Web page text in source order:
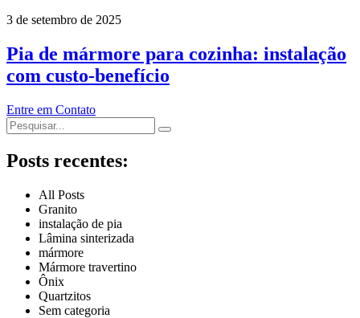
3 de setembro de 2025
Pia de mármore para cozinha: instalação
com custo-benefício
Entre em Contato
Posts recentes:
All Posts
Granito
instalação de pia
Lâmina sinterizada
mármore
Mármore travertino
Ônix
Quartzitos
Sem categoria